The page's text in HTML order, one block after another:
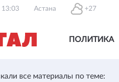
13:03 Астана +27
ПОЛИТИКА
все материалы по теме: